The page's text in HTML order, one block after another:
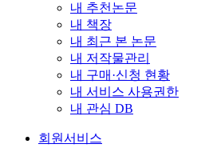
내 추천논문
내 책장
내 최근 본 논문
내 저작물관리
내 구매·신청 현황
내 서비스 사용권한
내 관심 DB
회원서비스